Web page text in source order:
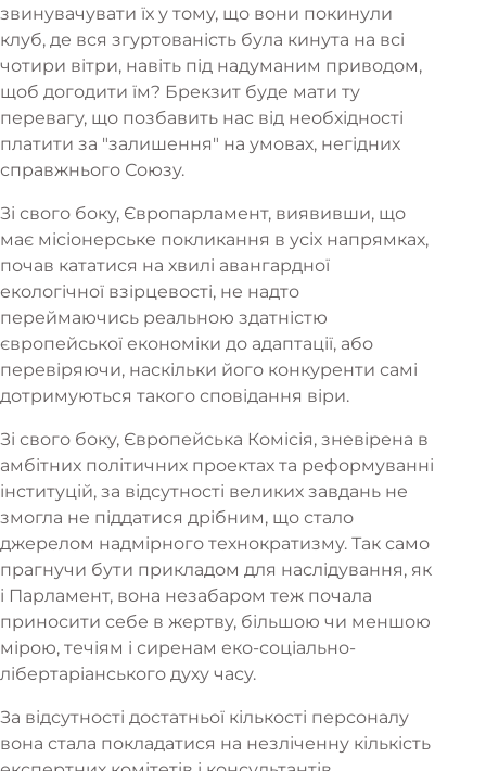
звинувачувати їх у тому, що вони покинули
клуб, де вся згуртованість була кинута на всі
чотири вітри, навіть під надуманим приводом,
щоб догодити їм? Брекзит буде мати ту
перевагу, що позбавить нас від необхідності
платити за "залишення" на умовах, негідних
справжнього Союзу.
Зі свого боку, Європарламент, виявивши, що
має місіонерське покликання в усіх напрямках,
почав кататися на хвилі авангардної
екологічної взірцевості, не надто
переймаючись реальною здатністю
європейської економіки до адаптації, або
перевіряючи, наскільки його конкуренти самі
дотримуються такого сповідання віри.
Зі свого боку, Європейська Комісія, зневірена в
амбітних політичних проектах та реформуванні
інституцій, за відсутності великих завдань не
змогла не піддатися дрібним, що стало
джерелом надмірного технократизму. Так само
прагнучи бути прикладом для наслідування, як
і Парламент, вона незабаром теж почала
приносити себе в жертву, більшою чи меншою
мірою, течіям і сиренам еко-соціально-
лібертаріанського духу часу.
За відсутності достатньої кількості персоналу
вона стала покладатися на незліченну кількість